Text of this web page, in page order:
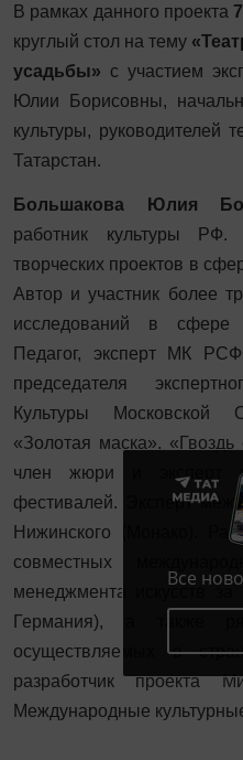
В рамках данного проекта
круглый стол на тему
усадьбы» с участием
Юлии Борисовны,
культуры, руководителей
Татарстан.
Большакова Юлия
работник культуры РФ.
творческих проектов в
Автор и участник более
исследований в сфере
Педагог, эксперт МК
председателя
Культуры Московской
«Золотая маска»,
член жюри и эксперт
фестивалей. Эксперт
Нижинского (Монако).
совместных
менеджмента искусств
Германия), а также
осуществляемых в
разработчик проекта
Международные
Все